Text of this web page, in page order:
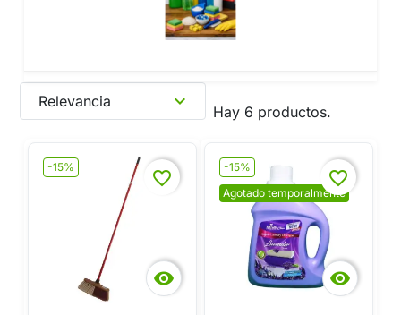
Hay 6 productos.
Relevancia expand_more
-15%

favorite_border
-15%
Agotado temporalmente

favorite_border